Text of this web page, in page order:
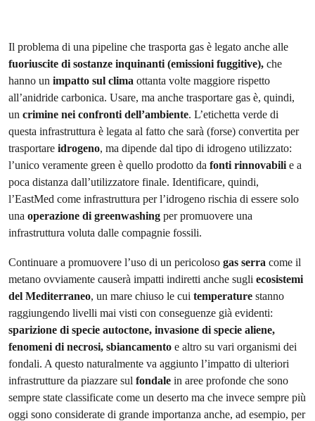
Il problema di una pipeline che trasporta gas è legato anche alle
fuoriuscite di sostanze inquinanti (emissioni fuggitive), che
hanno un impatto sul clima ottanta volte maggiore rispetto
all’anidride carbonica. Usare, ma anche trasportare gas è, quindi,
un crimine nei confronti dell’ambiente. L’etichetta verde di
questa infrastruttura è legata al fatto che sarà (forse) convertita per
trasportare idrogeno, ma dipende dal tipo di idrogeno utilizzato:
l’unico veramente green è quello prodotto da fonti rinnovabilie a
poca distanza dall’utilizzatore finale. Identificare, quindi,
l’EastMed come infrastruttura per l’idrogeno rischia di essere solo
una operazione di greenwashing per promuovere una
infrastruttura voluta dalle compagnie fossili.
Continuare a promuovere l’uso di un pericoloso gas serra come il
metano ovviamente causerà impatti indiretti anche sugli ecosistemi
del Mediterraneo, un mare chiuso le cui temperature stanno
raggiungendo livelli mai visti con conseguenze già evidenti:
sparizione di specie autoctone, invasione di specie aliene,
fenomeni di necrosi, sbiancamento e altro su vari organismi dei
fondali. A questo naturalmente va aggiunto l’impatto di ulteriori
infrastrutture da piazzare sul fondale in aree profonde che sono
sempre state classificate come un deserto ma che invece sempre più
oggi sono considerate di grande importanza anche, ad esempio, per